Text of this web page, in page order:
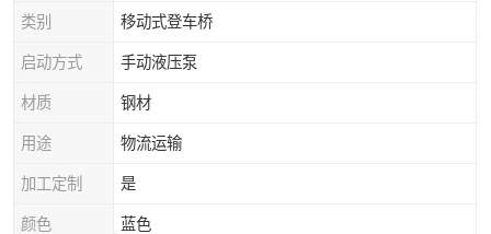
类别 移动式登车桥
启动方式 手动液压泵
材质 钢材
用途 物流运输
加工定制 是
颜色 蓝色